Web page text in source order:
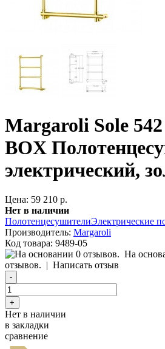
Margaroli Sole
BOX
электрический,
Цена: 59 210 р.
Нет в наличии
ПолотенцесушителиЭлектрические
Производитель: Margaroli
Код товара: 9489-05
На
отзывов. | Написать отзыв
Нет в наличии
в закладки
сравнение